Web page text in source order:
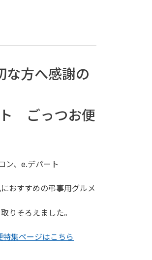
な方へ感謝の
　ごっつお便
ン、e.デパート
おすすめの弔事用グルメ
りそろえました。
集ページはこちら